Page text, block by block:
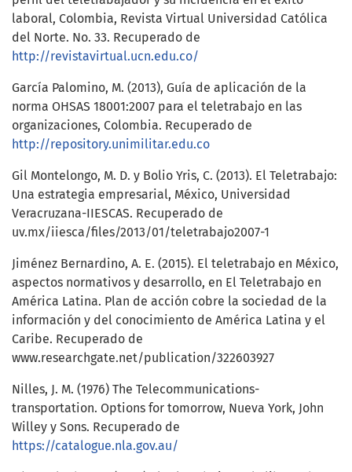
laboral, Colombia, Revista Virtual Universidad Católica
del Norte. No. 33. Recuperado de
http://revistavirtual.ucn.edu.co/
García Palomino, M. (2013), Guía de aplicación de la
norma OHSAS 18001:2007 para el teletrabajo en las
organizaciones, Colombia. Recuperado de
http://repository.unimilitar.edu.co
Gil Montelongo, M. D. y Bolio Yris, C. (2013). El Teletrabajo:
Una estrategia empresarial, México, Universidad
Veracruzana-IIESCAS. Recuperado de
uv.mx/iiesca/files/2013/01/teletrabajo2007-1
Jiménez Bernardino, A. E. (2015). El teletrabajo en México,
aspectos normativos y desarrollo, en El Teletrabajo en
América Latina. Plan de acción cobre la sociedad de la
información y del conocimiento de América Latina y el
Caribe. Recuperado de
www.researchgate.net/publication/322603927
Nilles, J. M. (1976) The Telecommunications-
transportation. Options for tomorrow, Nueva York, John
Willey y Sons. Recuperado de
https://catalogue.nla.gov.au/